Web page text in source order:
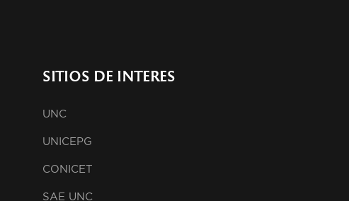
SITIOS DE INTERES
UNC
UNICEPG
CONICET
SAE UNC